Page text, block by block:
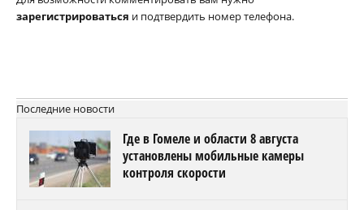
зарегистрироваться и подтвердить номер телефона.
Последние новости
Где в Гомеле и области 8 августа
установлены мобильные камеры
контроля скорости